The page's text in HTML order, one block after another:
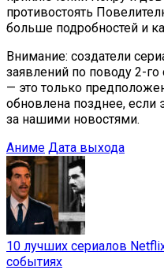
противостоять
больше подробностей и
Внимание: создатели
заявлений по поводу 2-го
— это только
обновлена позднее, если
за нашими новостями.
Аниме Дата выхода
10 лучших сериалов
событиях